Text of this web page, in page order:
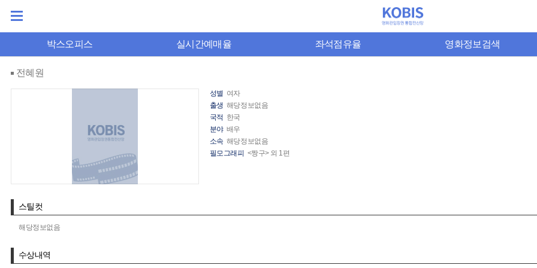
박스오피스 실시간예매율 좌석점유율 영화정보검색
전혜원
성별 여자
출생 해당정보없음
국적 한국
분야 배우
소속 해당정보없음
필모그래피 <짱구> 외 1편
스틸컷
해당정보없음
수상내역